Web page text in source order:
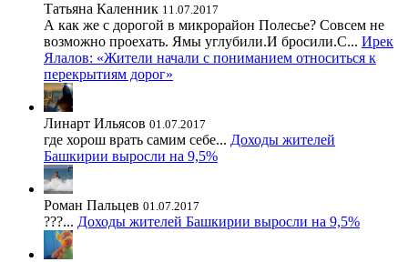
Татьяна Каленник 11.07.2017
А как же с дорогой в микрорайон Полесье? Совсем не
возможно проехать. Ямы углубили.И бросили.С... Ирек
Ялалов: «Жители начали с пониманием относиться к
перекрытиям дорог»
Линарт Ильясов 01.07.2017
где хорош врать самим себе... Доходы жителей
Башкирии выросли на 9,5%
Роман Пальцев 01.07.2017
???... Доходы жителей Башкирии выросли на 9,5%